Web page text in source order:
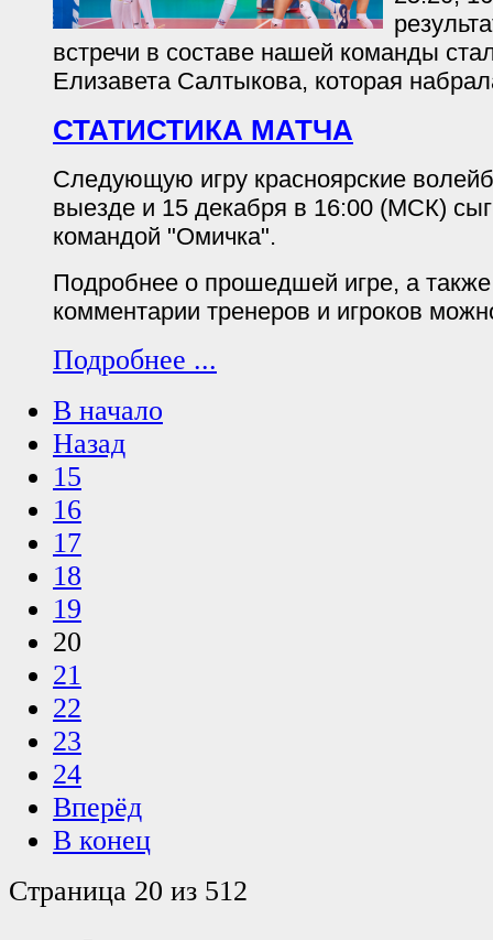
встречи в составе нашей команды
Елизавета Салтыкова, которая
СТАТИСТИКА МАТЧА
Следующую игру красноярские
выезде и 15 декабря в 16:00 (МСК)
командой "Омичка".
Подробнее о прошедшей игре, а
комментарии тренеров и игроков
Подробнее ...
В начало
Назад
15
16
17
18
19
20
21
22
23
24
Вперёд
В конец
Страница 20 из 512